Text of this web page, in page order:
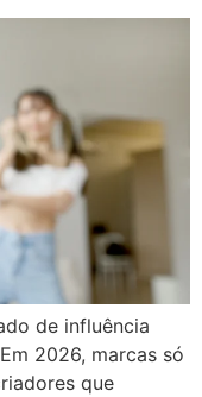
de influência
2026, marcas só
que